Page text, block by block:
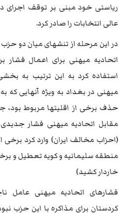
ریاستی خود مبنی بر توقف اجرای
عالی انتخابات را صادر کرد.
در این مرحله از تنشهای میان دو حزب
اتحادیه میهنی برای اعمال فشار
استفاده کرد به این ترتیب به
میهنی در بغداد به ویژه آنهایی که
حذف برخی از اقلیتها مربوط
مقابل اتحادیه میهنی فشار جدیدی
(احزاب مخالف ایران) وارد کرد برخی
منطقه سلیمانیه و کویه تعطیل و
خاردار کشید)
فشارهای اتحادیه میهنی عامل
کردستان برای مذاکره با این حزب